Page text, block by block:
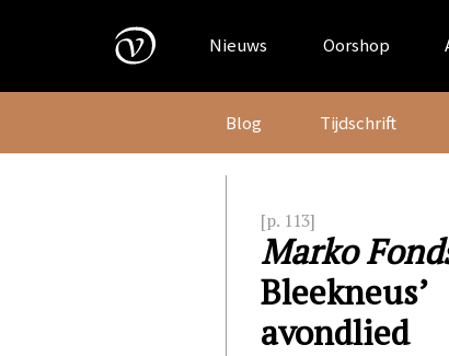
Nieuws Oorshop
Blog Tijdschrift
[p. 113]
Marko
Bleekneus’
avondlied